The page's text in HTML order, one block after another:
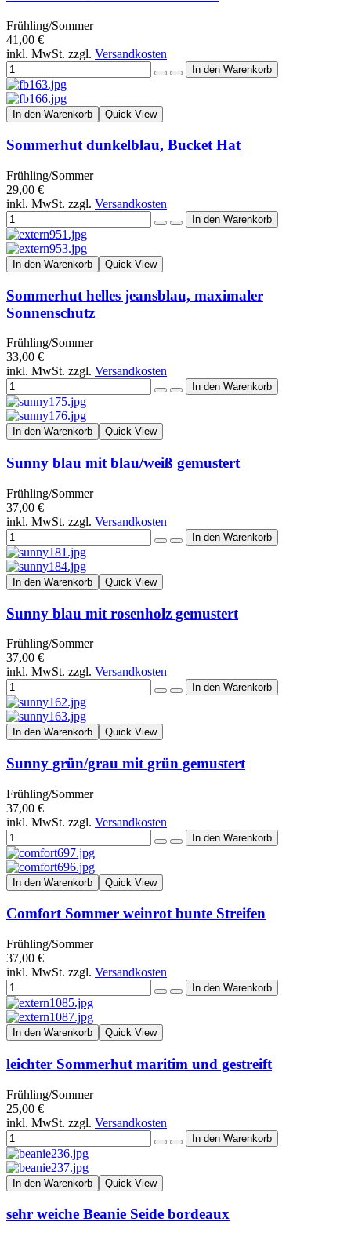
Frühling/Sommer
41,00 €
inkl. MwSt. zzgl. Versandkosten
In den Warenkorb Quick View
Sommerhut dunkelblau, Bucket Hat
Frühling/Sommer
29,00 €
inkl. MwSt. zzgl. Versandkosten
In den Warenkorb Quick View
Sommerhut helles jeansblau, maximaler
Sonnenschutz
Frühling/Sommer
33,00 €
inkl. MwSt. zzgl. Versandkosten
In den Warenkorb Quick View
Sunny blau mit blau/weiß gemustert
Frühling/Sommer
37,00 €
inkl. MwSt. zzgl. Versandkosten
In den Warenkorb Quick View
Sunny blau mit rosenholz gemustert
Frühling/Sommer
37,00 €
inkl. MwSt. zzgl. Versandkosten
In den Warenkorb Quick View
Sunny grün/grau mit grün gemustert
Frühling/Sommer
37,00 €
inkl. MwSt. zzgl. Versandkosten
In den Warenkorb Quick View
Comfort Sommer weinrot bunte Streifen
Frühling/Sommer
37,00 €
inkl. MwSt. zzgl. Versandkosten
In den Warenkorb Quick View
leichter Sommerhut maritim und gestreift
Frühling/Sommer
25,00 €
inkl. MwSt. zzgl. Versandkosten
In den Warenkorb Quick View
sehr weiche Beanie Seide bordeaux